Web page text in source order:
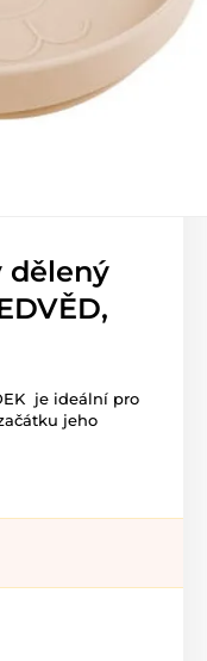
dělený
je ideální pro
jeho